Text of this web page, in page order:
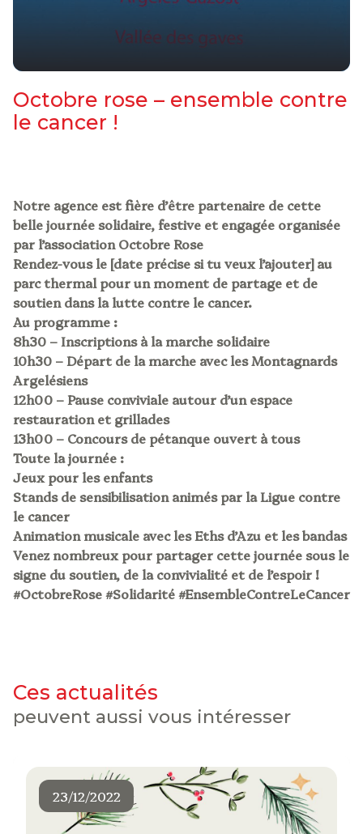
octobre rose – ensemble contre
le cancer !
Notre agence est fière d’être partenaire de cette
belle journée solidaire, festive et engagée organisée
par l’association Octobre Rose
Rendez-vous le [date précise si tu veux l’ajouter] au
parc thermal pour un moment de partage et de
soutien dans la lutte contre le cancer.
Au programme :
8h30 – Inscriptions à la marche solidaire
10h30 – Départ de la marche avec les Montagnards
Argelésiens
12h00 – Pause conviviale autour d’un espace
restauration et grillades
13h00 – Concours de pétanque ouvert à tous
Toute la journée :
Jeux pour les enfants
Stands de sensibilisation animés par la Ligue contre
le cancer
Animation musicale avec les Eths d’Azu et les bandas
Venez nombreux pour partager cette journée sous le
signe du soutien, de la convivialité et de l’espoir !
#OctobreRose #Solidarité #EnsembleContreLeCancer
ces actualités
peuvent aussi vous intéresser
23/12/2022